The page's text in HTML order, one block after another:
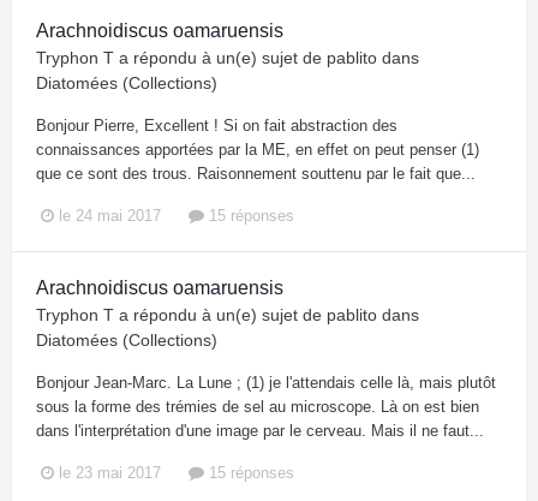
Arachnoidiscus oamaruensis
Tryphon T a répondu à un(e) sujet de pablito dans
Diatomées (Collections)
Bonjour Pierre, Excellent ! Si on fait abstraction des
connaissances apportées par la ME, en effet on peut penser (1)
que ce sont des trous. Raisonnement souttenu par le fait que...
le 24 mai 2017 15 réponses
Arachnoidiscus oamaruensis
Tryphon T a répondu à un(e) sujet de pablito dans
Diatomées (Collections)
Bonjour Jean-Marc. La Lune ; (1) je l'attendais celle là, mais plutôt
sous la forme des trémies de sel au microscope. Là on est bien
dans l'interprétation d'une image par le cerveau. Mais il ne faut...
le 23 mai 2017 15 réponses